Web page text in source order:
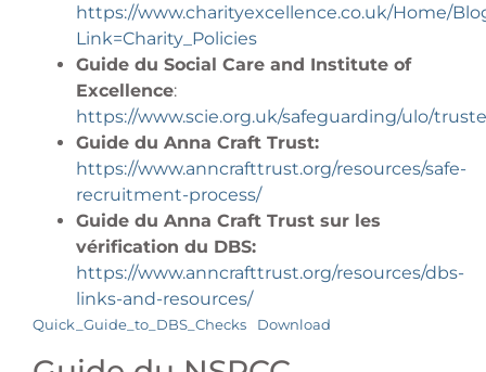
https://www.charityexcellence.co.uk/Home/
Link=Charity_Policies
Guide du Social Care and Institute of
Excellence:
https://www.scie.org.uk/safeguarding/ulo/
Guide du Anna Craft Trust:
https://www.anncrafttrust.org/resources/safe-
recruitment-process/
Guide du Anna Craft Trust sur les
vérification du DBS:
https://www.anncrafttrust.org/resources/dbs-
links-and-resources/
Quick_Guide_to_DBS_Checks Download